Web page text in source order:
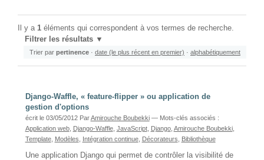
Il y a 1 éléments qui correspondent à vos termes de recherche.
Filtrer les résultats
Trier par pertinence · date (le plus récent en premier) · alphabétiquement
Django-Waffle, « feature-flipper » ou application de
gestion d'options
écrit le 03/05/2012 ParAmirouche Boubekki — Mots-clés associés :
Application web, Django-Waffle, JavaScript, Django, Amirouche Boubekki,
Template, Modèles Intégration continue, Décorateurs Bibliothèque
Une application Django qui permet de contrôler la visibilité de